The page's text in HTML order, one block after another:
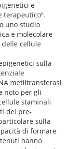
e
terapeutico".
uno studio
e molecolare
cellule
sulla
metiltransferasi
noto per gli
staminali
del pre-
sulla
di formare
hanno